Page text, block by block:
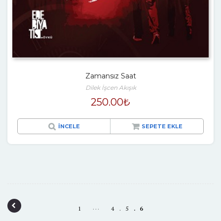
Zamansız Saat
Dilek İşcen Akışık
250.00₺
İNCELE SEPETE EKLE
P
1 … 4 5 6